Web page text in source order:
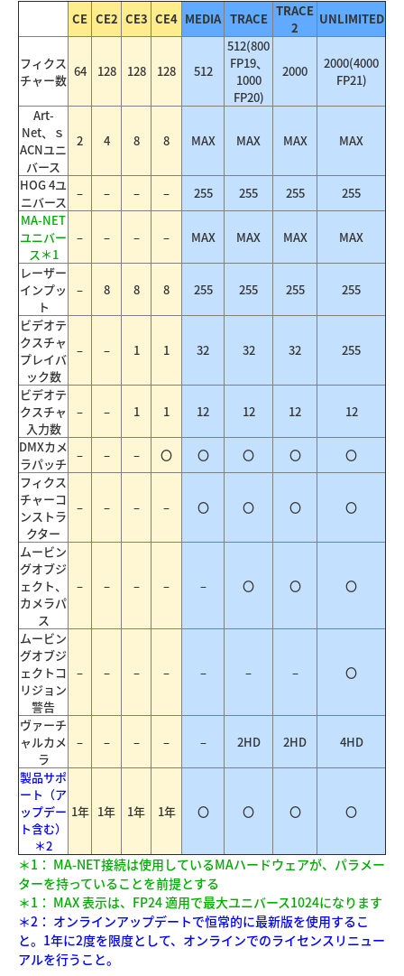
CE CE2 CE3 CE4 MEDIA TRACE TRACE
2
UNLIMITED
フィクス
チャー数
64 128 128 128 512
512(800
FP19、
1000
FP20)
2000
2000(4000
FP21)
Art-
Net、ｓ
ACNユニ
バース
2 4 8 8 MAX MAX MAX MAX
HOG 4ユ
ニバース
– – – – 255 255 255
255
MA-NET
ユニバー
ス＊1
– – – – MAX MAX MAX MAX
レーザー
インプッ
ト
– 8 8 8 255 255 255 255
ビデオテ
クスチャ
プレイバ
ック数
– – 1 1 32 32 32 255
ビデオテ
クスチャ
入力数
– – 1 1 12 12 12 12
DMXカメ
ラパッチ
– – – 〇 〇 〇 〇
〇
フィクス
チャーコ
ンストラ
クター
– – – – 〇 〇 〇 〇
ムービン
グオブジ
ェクト、
カメラパ
ス
– – – – – 〇 〇 〇
ムービン
グオブジ
ェクトコ
リジョン
警告
– – – – – – – 〇
ヴァーチ
ャルカメ
ラ
– – – – – 2HD 2HD 4HD
製品サポ
ート（ア
ップデー
ト含む）
＊2
1年 1年 1年 1年 〇 〇 〇 〇
＊1： MA-NET接続は使用しているMAハードウェアが、パラメー
ターを持っていることを前提とする
＊1： MAX 表示は、FP24 適用で最大ユニバース1024になります
＊2： オンラインアップデートで恒常的に最新版を使用するこ
と。1年に2度を限度として、オンラインでのライセンスリニュー
アルを行うこと。